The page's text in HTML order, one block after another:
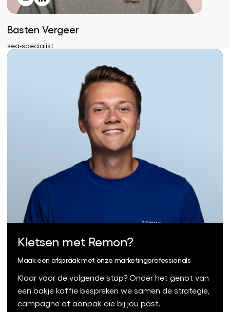
Basten Vergeer
sea-specialist
Kletsen met Remon?
Maak een afspraak met onze marketingprofessionals
Klaar voor de volgende stap? Onder het genot van
een bakje koffie bespreken we samen de strategie,
campagne of aanpak die bij jou past.